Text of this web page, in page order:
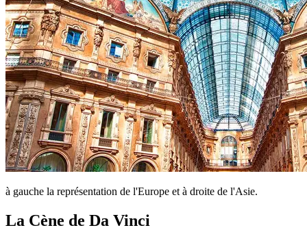
à gauche la représentation de l'Europe et à droite de l'Asie.
La Cène de Da Vinci